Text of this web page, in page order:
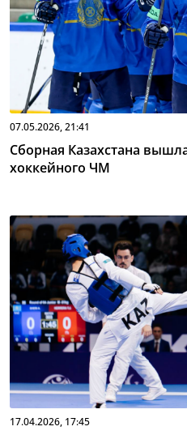
07.05.2026, 21:41
Сборная Казахстана
хоккейного ЧМ
17.04.2026, 17:45